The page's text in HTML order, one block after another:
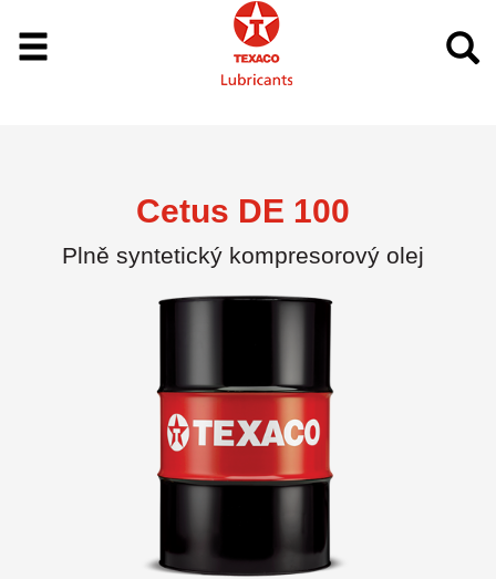
Cetus DE 100
Plně syntetický kompresorový olej